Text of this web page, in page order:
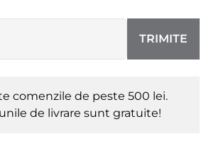
TRIMITE
comenzile de peste 500 lei.
de livrare sunt gratuite!